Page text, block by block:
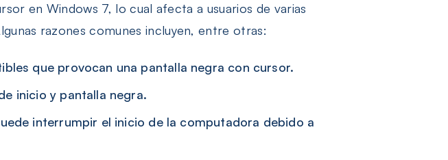
en Windows 7, lo cual afecta a usuarios de varias
razones comunes incluyen, entre otras:
que provocan una pantalla negra con cursor.
inicio y pantalla negra.
interrumpir el inicio de la computadora debido a